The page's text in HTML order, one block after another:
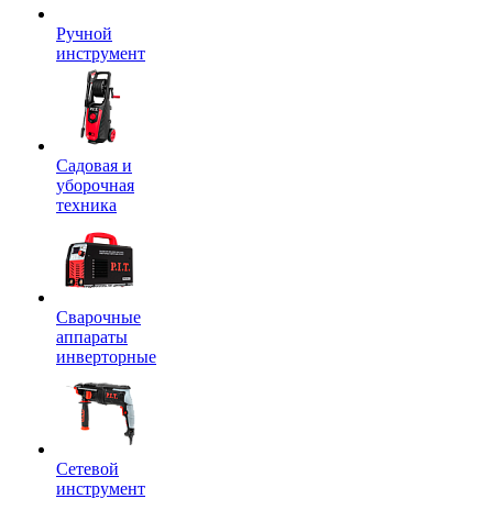
Ручной
инструмент
Садовая и
уборочная
техника
Сварочные
аппараты
инверторные
Сетевой
инструмент